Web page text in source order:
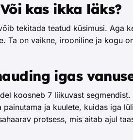
kas ikka läks?
tekitada teatud küsimusi. Aga
Ta on vaikne, irooniline ja kogu
igas
koosneb 7 liikuvast
ja kuulete, kuidas iga
protsess, mis aitab ajul